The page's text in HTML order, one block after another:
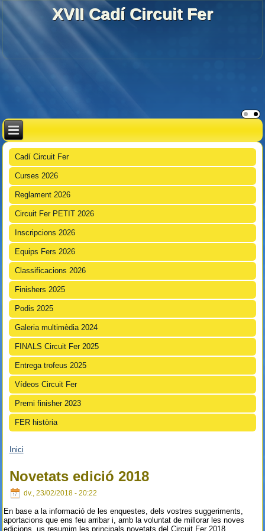
XVII Cadí Circuit Fer
Cadí Circuit Fer
Curses 2026
Reglament 2026
Circuit Fer PETIT 2026
Inscripcions 2026
Equips Fers 2026
Classificacions 2026
Finishers 2025
Podis 2025
Galeria multimèdia 2024
FINALS Circuit Fer 2025
Entrega trofeus 2025
Vídeos Circuit Fer
Premi finisher 2023
FER història
Inici
Novetats edició 2018
dv., 23/02/2018 - 20:22
En base a la informació de les enquestes, dels vostres suggeriments,
aportacions que ens feu arribar i, amb la voluntat de millorar les noves
edicions, us resumim les principals novetats del Circuit Fer 2018.